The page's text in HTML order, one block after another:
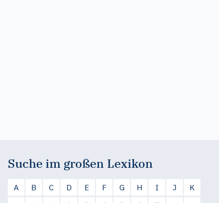
Suche im großen Lexikon
A B C D E F G H I J
K